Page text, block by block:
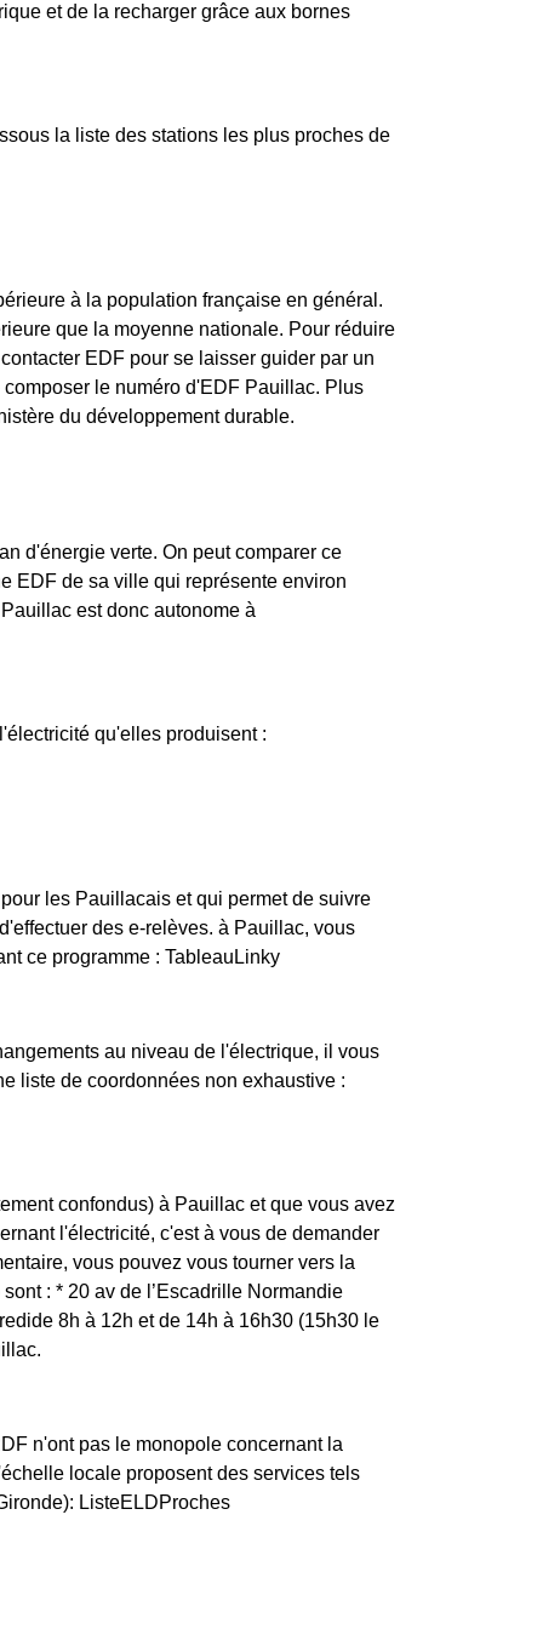
et de la recharger grâce aux bornes
la liste des stations les plus proches de
à la population française en général.
que la moyenne nationale. Pour réduire
EDF pour se laisser guider par un
le numéro d'EDF Pauillac. Plus
du développement durable.
d'énergie verte. On peut comparer ce
EDF de sa ville qui représente environ
est donc autonome à
qu'elles produisent :
les Pauillacais et qui permet de suivre
des e-relèves. à Pauillac, vous
ce programme : TableauLinky
au niveau de l'électrique, il vous
liste de coordonnées non exhaustive :
confondus) à Pauillac et que vous avez
l'électricité, c'est à vous de demander
vous pouvez vous tourner vers la
: * 20 av de l’Escadrille Normandie
8h à 12h et de 14h à 16h30 (15h30 le
n'ont pas le monopole concernant la
locale proposent des services tels
ListeELDProches